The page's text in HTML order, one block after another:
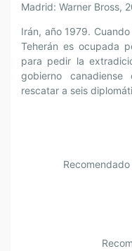
Madrid: Warner Bross,
Irán, año 1979.
Teherán es ocupada
para pedir la
gobierno canadiense
rescatar a seis